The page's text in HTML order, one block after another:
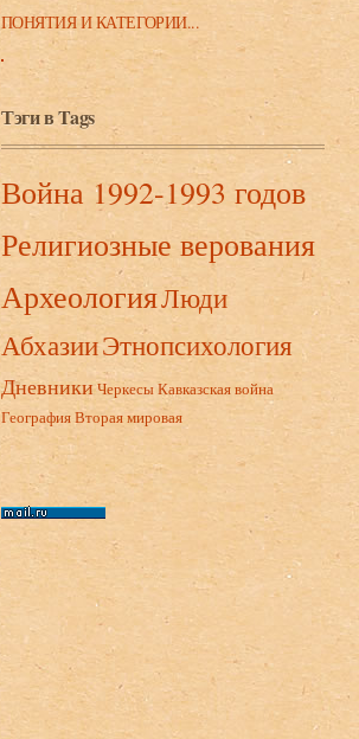
ПОНЯТИЯ И КАТЕГОРИИ...
Тэги в Tags
Война 1992-1993 годов
Религиозные верования
АрхеологияЛюди
АбхазииЭтнопсихология
Дневники ЧеркесыКавказская война
ГеографияВторая мировая